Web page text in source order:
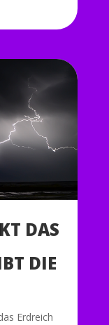
DAS
DIE
Erdreich